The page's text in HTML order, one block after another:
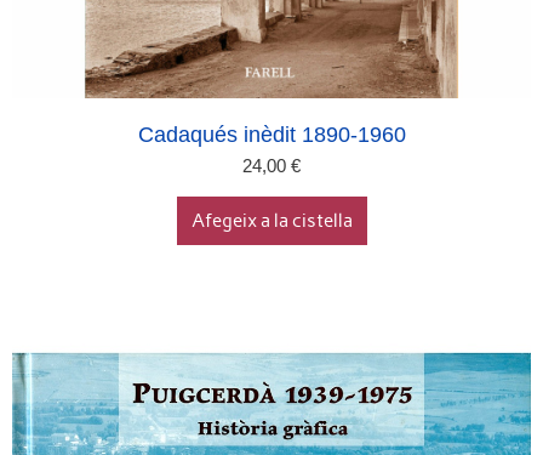
Cadaqués inèdit 1890-1960
24,00 €
Afegeix a la cistella